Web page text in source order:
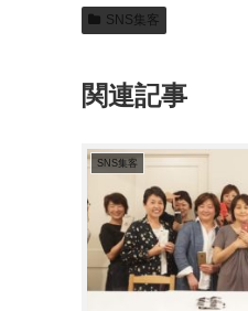
SNS集客
関連記事
SNS集客